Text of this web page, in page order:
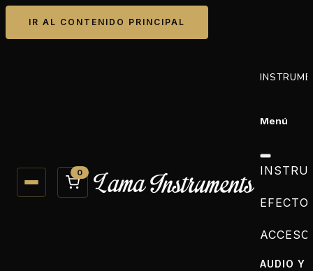
IR AL CONTENIDO PRINCIPAL
0
Menú
AUDIO Y